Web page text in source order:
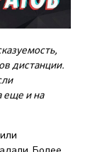
дистанции.
еще и на